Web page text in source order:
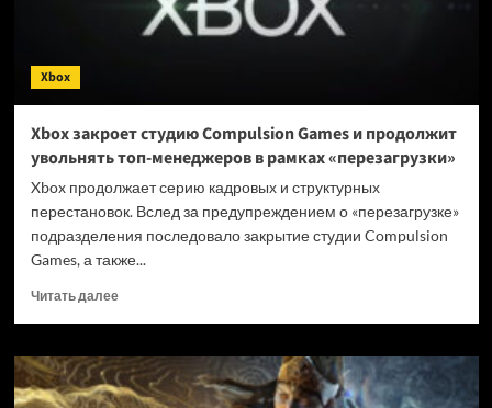
Xbox
Xbox закроет студию Compulsion Games и продолжит
увольнять топ-менеджеров в рамках «перезагрузки»
Xbox продолжает серию кадровых и структурных
перестановок. Вслед за предупреждением о «перезагрузке»
подразделения последовало закрытие студии Compulsion
Games, а также...
Читать далееПрочитать
Xbox
закроет
студию